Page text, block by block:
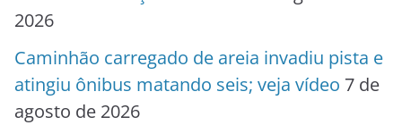
2026
Caminhão carregado de areia invadiu pista e
atingiu ônibus matando seis; veja vídeo 7 de
agosto de 2026